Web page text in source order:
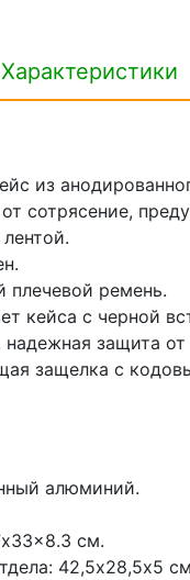
Характеристики
из
сотрясение,
плечевой ремень.
кейса с черной
защита от
защелка с
алюминий.
см.
42,5х28,5х5